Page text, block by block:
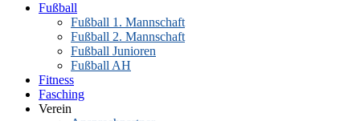
Fußball
Fußball 1. Mannschaft
Fußball 2. Mannschaft
Fußball Junioren
Fußball AH
Fitness
Fasching
Verein